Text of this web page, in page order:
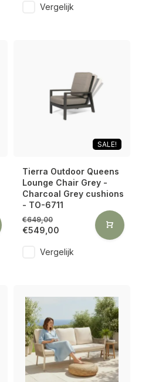
Vergelijk
SALE!
Tierra Outdoor Queens
Lounge Chair Grey -
Charcoal Grey cushions
- TO-6711
€649,00
€549,00
Vergelijk